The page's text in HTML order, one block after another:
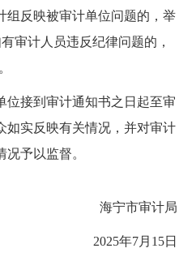
组反映被审计单位问题的，举
审计人员违反纪律问题的，
位接到审计通知书之日起至审
如实反映有关情况，并对审计
予以监督。
海宁市审计局
2025年7月15日